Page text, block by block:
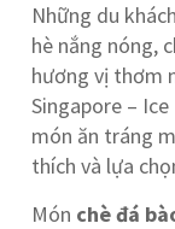
Những du
hè nắng nóng,
hương vị thơm
Singapore –
món ăn tráng
thích và lựa
Món chè đá